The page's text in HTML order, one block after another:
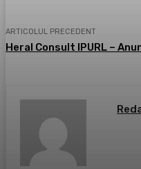
ARTICOLUL PRECEDENT
Heral Consult IPURL –